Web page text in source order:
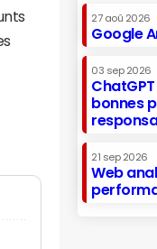
27 aoû 2026
Google
03 sep 2026
bonnes
21 sep 2026
Web